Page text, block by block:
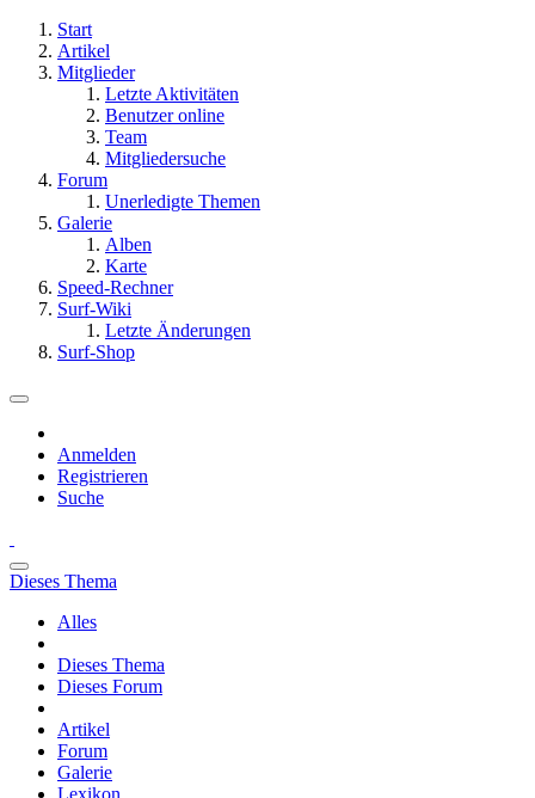
Start
Artikel
Mitglieder
Letzte Aktivitäten
Benutzer online
Team
Mitgliedersuche
Forum
Unerledigte Themen
Galerie
Alben
Karte
Speed-Rechner
Surf-Wiki
Letzte Änderungen
Surf-Shop
Anmelden
Registrieren
Suche
Dieses Thema
Alles
Dieses Thema
Dieses Forum
Artikel
Forum
Galerie
Lexikon